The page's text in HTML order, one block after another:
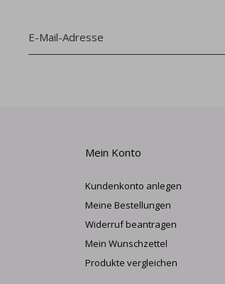
Mein Konto
Kundenkonto anlegen
Meine Bestellungen
Widerruf beantragen
Mein Wunschzettel
Produkte vergleichen